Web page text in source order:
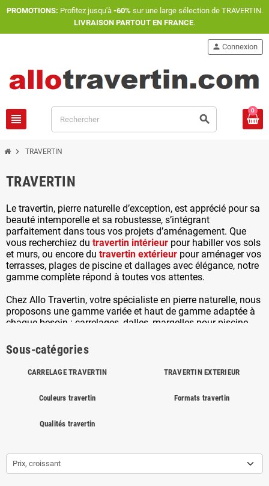
PROMOTIONS: Profitez jusqu'à -60% sur une large sélection de TRAVERTIN.
LIVRAISON PARTOUT EN FRANCE.
view_headline search
person Connexion
0
chevron_right TRAVERTIN
TRAVERTIN
Le travertin, pierre naturelle d’exception, est apprécié pour sa
beauté intemporelle et sa robustesse, s’intégrant
parfaitement dans tous vos projets d’aménagement. Que
vous recherchiez du travertin intérieur pour habiller vos sols
et murs, ou encore du travertin extérieur pour aménager vos
terrasses, plages de piscine et dallages avec élégance, notre
gamme complète répond à toutes vos attentes.
Chez Allo Travertin, votre spécialiste en pierre naturelle, nous
proposons une gamme variée et haut de gamme adaptée à
chaque besoin : carrelages, dalles, margelles pour piscine,
offrir des solutions de qualité supérieure à des prix
compétitifs. Explorez notre catalogue et laissez-vous inspirer
par cette pierre naturelle intemporelle, idéale pour
Sous-catégories
CARRELAGE TRAVERTIN TRAVERTIN EXTERIEUR
Couleurs travertin Formats travertin
Qualités travertin
Prix, croissant